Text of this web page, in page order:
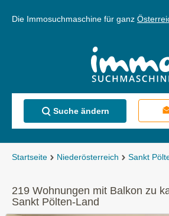
Die Immosuchmaschine für ganz
Suche ändern
Startseite Niederösterreich Sankt
219 Wohnungen mit Balkon zu
Sankt Pölten-Land